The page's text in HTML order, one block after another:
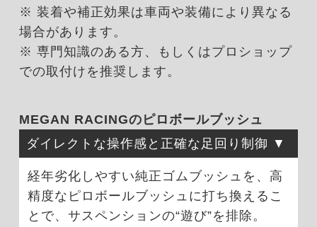
※ 装着や補正効果は車両や装備により異なる
場合があります。
※ 専門知識のある方、もしくはプロショップ
での取付けを推奨します。
MEGAN RACINGのピロボールブッシュ
ダイレクトな操作感と正確な足回り制御
経年劣化しやすい純正ゴムブッシュを、高
精度なピロボールブッシュに打ち換えるこ
とで、サスペンションの“遊び”を排除。